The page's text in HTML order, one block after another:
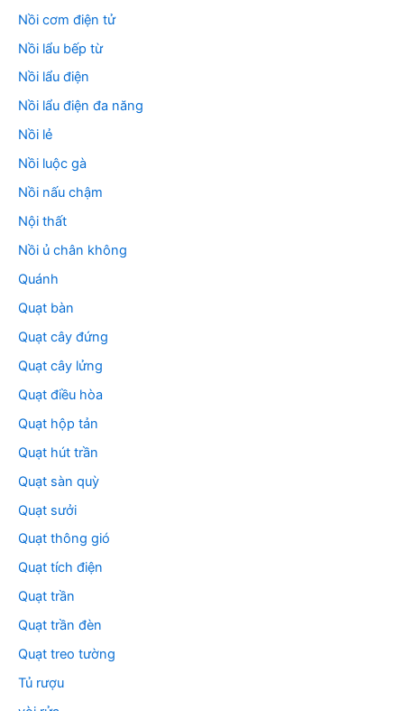
Nồi cơm điện tử
Nồi lẩu bếp từ
Nồi lẩu điện
Nồi lẩu điện đa năng
Nồi lẻ
Nồi luộc gà
Nồi nấu chậm
Nội thất
Nồi ủ chân không
Quánh
Quạt bàn
Quạt cây đứng
Quạt cây lửng
Quạt điều hòa
Quạt hộp tản
Quạt hút trần
Quạt sàn quỳ
Quạt sưởi
Quạt thông gió
Quạt tích điện
Quạt trần
Quạt trần đèn
Quạt treo tường
Tủ rượu